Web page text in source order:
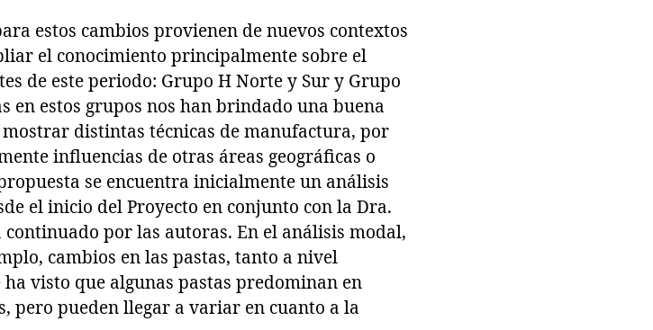
estos cambios provienen de nuevos contextos
el conocimiento principalmente sobre el
de este periodo: Grupo H Norte y Sur y Grupo
en estos grupos nos han brindado una buena
distintas técnicas de manufactura, por
influencias de otras áreas geográficas o
se encuentra inicialmente un análisis
el inicio del Proyecto en conjunto con la Dra.
por las autoras. En el análisis modal,
cambios en las pastas, tanto a nivel
visto que algunas pastas predominan en
pero pueden llegar a variar en cuanto a la